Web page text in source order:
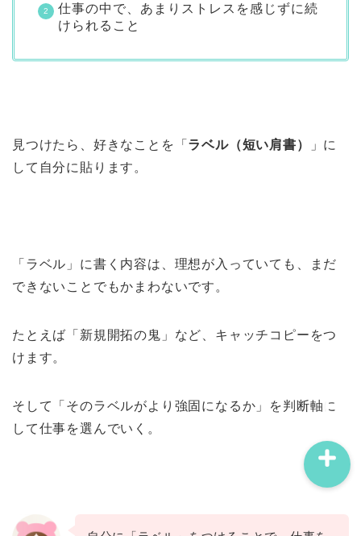
仕事の中で、あまりストレスを感じずに続
けられること
見つけたら、好きなことを「 ラベル（短い肩書）
」に
して自分に貼ります。
「ラベル」に書く内容は、理想が入っていても、まだ
できないことでもかまわないです。
たとえば「新規開拓の鬼」など、キャッチコピーをつ
けます。
そして「そのラベルがより強固になるか」を判断軸に
して仕事を選んでいく。
プロフィール